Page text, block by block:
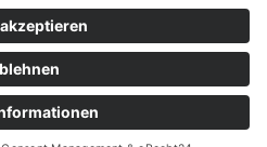
Datenschutzerklärung
Sitemap